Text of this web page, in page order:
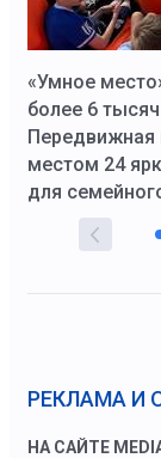
«Умное
более 6
Передвижная
местом 24
для
РЕКЛАМА И
НА САЙТЕ